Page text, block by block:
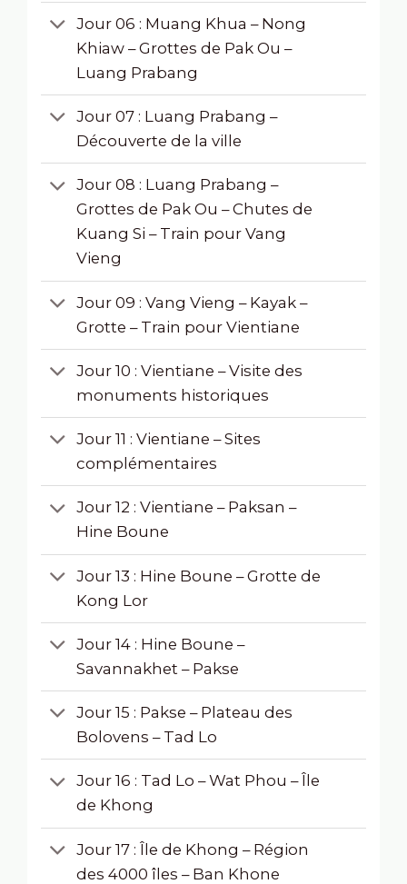
Jour 06 : Muang Khua – Nong
Khiaw – Grottes de Pak Ou –
Luang Prabang
Jour 07 : Luang Prabang –
Découverte de la ville
Jour 08 : Luang Prabang –
Grottes de Pak Ou – Chutes de
Kuang Si – Train pour Vang
Vieng
Jour 09 : Vang Vieng – Kayak –
Grotte – Train pour Vientiane
Jour 10 : Vientiane – Visite des
monuments historiques
Jour 11 : Vientiane – Sites
complémentaires
Jour 12 : Vientiane – Paksan –
Hine Boune
Jour 13 : Hine Boune – Grotte de
Kong Lor
Jour 14 : Hine Boune –
Savannakhet – Pakse
Jour 15 : Pakse – Plateau des
Bolovens – Tad Lo
Jour 16 : Tad Lo – Wat Phou – Île
de Khong
Jour 17 : Île de Khong – Région
des 4000 îles – Ban Khone